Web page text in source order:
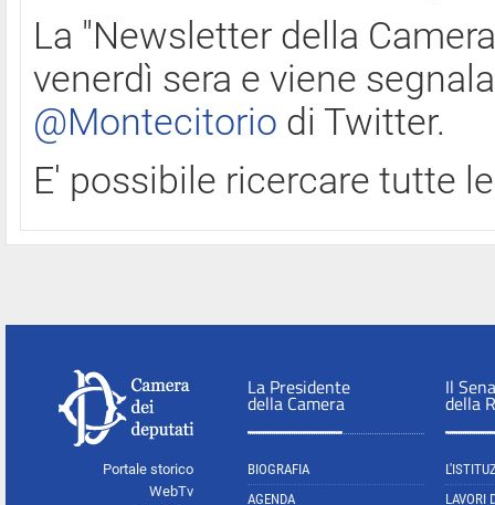
La "Newsletter della
venerdì sera e viene
@Montecitorio di Twitter.
E' possibile ricercare tutte
Portale storico
WebTv
La Presidente
della Camera
BIOGRAFIA
AGENDA
Il
della
LAVORI